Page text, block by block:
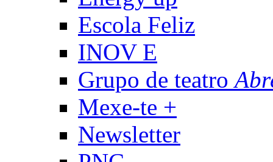
Escola Feliz
INOV E
Grupo de teatro
Mexe-te +
Newsletter